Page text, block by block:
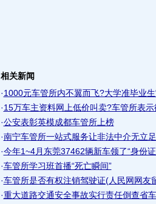
相关新闻
·1000元车管所内不翼而飞?大学准毕业生
·15万车主资料网上低价叫卖?车管所表示
·公安表彰英模成都车管所上榜
·南宁车管所一站式服务让非法中介无立
·今年1~4月东莞37462辆新车领了“身份
·车管所学习班首播“死亡瞬间”
·车管所是否有权注销驾驶证(人民网网友
·重大道路交通安全事故实行责任倒查省